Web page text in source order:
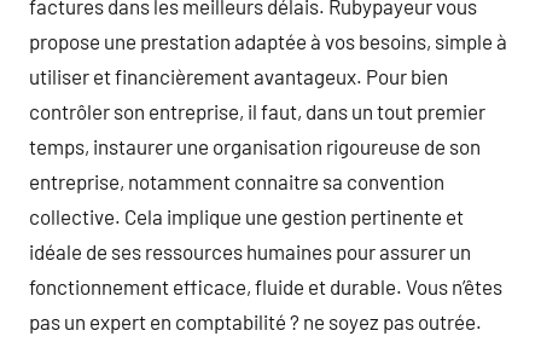
factures dans les meilleurs délais. Rubypayeur vous
propose une prestation adaptée à vos besoins, simple à
utiliser et financièrement avantageux. Pour bien
contrôler son entreprise, il faut, dans un tout premier
temps, instaurer une organisation rigoureuse de son
entreprise, notamment connaitre sa convention
collective. Cela implique une gestion pertinente et
idéale de ses ressources humaines pour assurer un
fonctionnement efficace, fluide et durable. Vous n’êtes
pas un expert en comptabilité ? ne soyez pas outrée.